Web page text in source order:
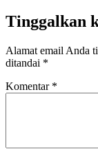
Tinggalkan
Alamat email Anda
ditandai *
Komentar *